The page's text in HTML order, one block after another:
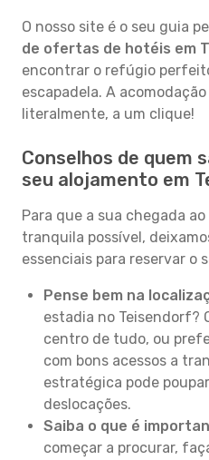
O nosso site é o seu guia
de ofertas de hotéis em
encontrar o refúgio
escapadela. A
literalmente, a um clique!
Conselhos de quem
seu alojamento em
Para que a sua chegada
tranquila possível,
essenciais para reservar o
Pense bem na
estadia no Teisendorf?
centro de tudo, ou
com bons acessos a
estratégica pode
deslocações.
Saiba o que é
começar a procurar,